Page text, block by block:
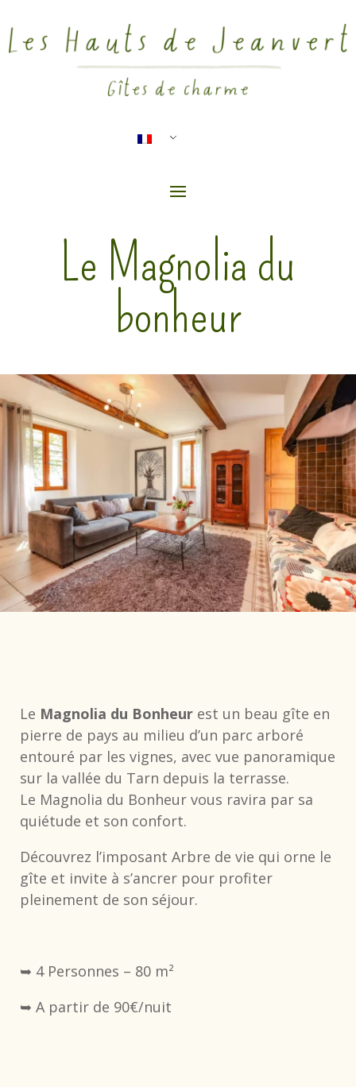
Le Magnolia du
bonheur
Le Magnolia du Bonheur est un beau gîte en
pierre de pays au milieu d’un parc arboré
entouré par les vignes, avec vue panoramique
sur la vallée du Tarn depuis la terrasse.
Le Magnolia du Bonheur vous ravira par sa
quiétude et son confort.
Découvrez l’imposant Arbre de vie qui orne le
gîte et invite à s’ancrer pour profiter
pleinement de son séjour.
➥ 4 Personnes – 80 m²
➥ A partir de 90€/nuit